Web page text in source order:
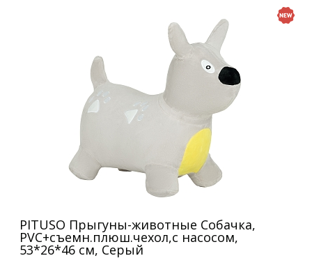
PITUSO Прыгуны-животные Собачка,
PVC+съемн.плюш.чехол,с насосом,
53*26*46 см, Серый